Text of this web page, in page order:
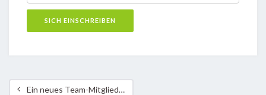
Ein neues Team-Mitglied bei der ASTM